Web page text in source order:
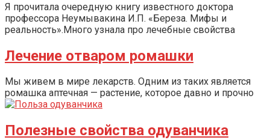
Я прочитала очередную книгу известного доктора
профессора Неумывакина И.П. «Береза. Мифы и
реальность».Много узнала про лечебные свойства
Лечение отваром ромашки
Мы живем в мире лекарств. Одним из таких является
ромашка аптечная — растение, которое давно и прочно
Полезные свойства одуванчика